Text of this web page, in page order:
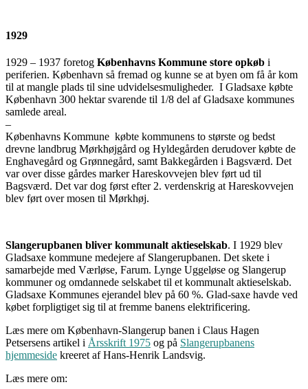
1929
1929 – 1937 foretog Københavns Kommune store opkøb i
periferien. København så fremad og kunne se at byen om få år kom
til at mangle plads til sine udvidelsesmuligheder. I Gladsaxe købte
København 300 hektar svarende til 1/8 del af Gladsaxe kommunes
samlede areal.
–
Københavns Kommune købte kommunens to største og bedst
drevne landbrug Mørkhøjgård og Hyldegården derudover købte de
Enghavegård og Grønnegård, samt Bakkegården i Bagsværd. Det
var over disse gårdes marker Hareskovvejen blev ført ud til
Bagsværd. Det var dog først efter 2. verdenskrig at Hareskovvejen
blev ført over mosen til Mørkhøj.
Slangerupbanen bliver kommunalt aktieselskab. I 1929 blev
Gladsaxe kommune medejere af Slangerupbanen. Det skete i
samarbejde med Værløse, Farum. Lynge Uggeløse og Slangerup
kommuner og omdannede selskabet til et kommunalt aktieselskab.
Gladsaxe Kommunes ejerandel blev på 60 %. Glad-saxe havde ved
købet forpligtiget sig til at fremme banens elektrificering.
Læs mere om København-Slangerup banen i Claus Hagen
Petsersens artikel i Årsskrift 1975 og på Slangerupbanens
hjemmeside kreeret af Hans-Henrik Landsvig.
Læs mere om: